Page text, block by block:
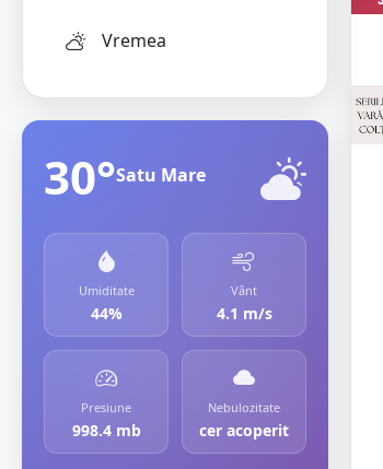
Vremea
30°Satu Mare
Umiditate
44%
Vânt
4.1 m/s
Presiune
998.4 mb
Nebulozitate
cer acoperit